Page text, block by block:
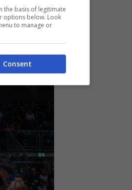
the basis of legitimate
options below. Look
to manage or
Consent